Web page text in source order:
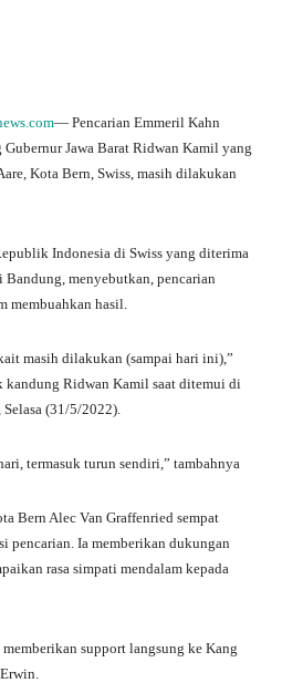
— Pencarian Emmeril Kahn
Jawa Barat Ridwan Kamil yang
Kota Bern, Swiss, masih dilakukan
Indonesia di Swiss yang diterima
menyebutkan, pencarian
membuahkan hasil.
masih dilakukan (sampai hari ini),”
Ridwan Kamil saat ditemui di
(31/5/2022).
termasuk turun sendiri,” tambahnya
Bern Alec Van Graffenried sempat
pencarian. Ia memberikan dukungan
rasa simpati mendalam kepada
support langsung ke Kang